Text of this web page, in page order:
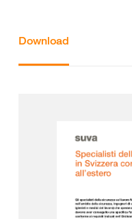
Download